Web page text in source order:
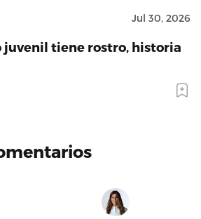
Jul 30, 2026
juvenil tiene rostro, historia